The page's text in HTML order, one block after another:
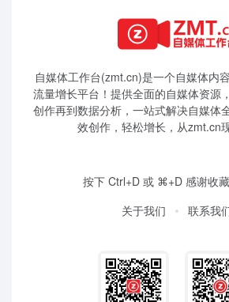
自媒体工作台(zmt.cn)是一个自媒体内
流量增长平台！提供全面的自媒体资源
创作再到数据分析，一站式解决自媒体
效创作，轻松增长，从zmt.cn
按下 Ctrl+D 或 ⌘+D 感谢收
关于我们
联系我